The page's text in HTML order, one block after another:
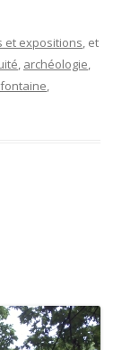
et expositions, et
, archéologie,
fontaine,